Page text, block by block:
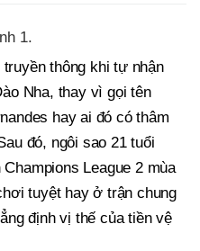
thông khi tự nhận
Nha, thay vì gọi tên
hay ai đó có thâm
đó, ngôi sao 21 tuổi
League 2 mùa
tuyệt hay ở trận chung
định vị thế của tiền vệ